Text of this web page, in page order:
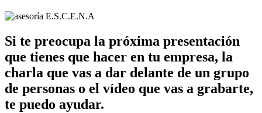
Si te preocupa la próxima presentación
que tienes que hacer en tu empresa, la
charla que vas a dar delante de un grupo
de personas o el vídeo que vas a grabarte,
te puedo ayudar.